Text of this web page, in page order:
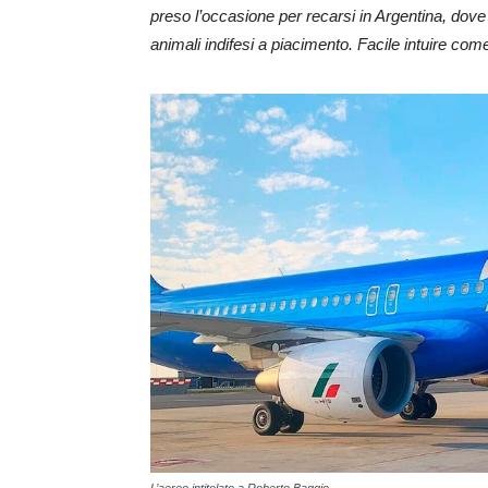
preso l’occasione per recarsi in Argentina,
animali indifesi a piacimento. Facile intuire